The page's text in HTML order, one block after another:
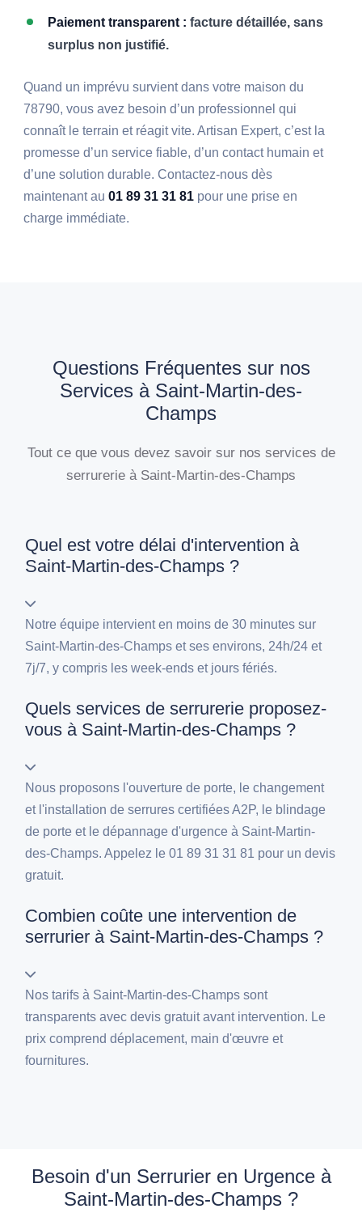
Paiement transparent : facture détaillée, sans
surplus non justifié.
Quand un imprévu survient dans votre maison du
78790, vous avez besoin d’un professionnel qui
connaît le terrain et réagit vite. Artisan Expert, c’est la
promesse d’un service fiable, d’un contact humain et
d’une solution durable. Contactez-nous dès
maintenant au01 89 31 31 81 pour une prise en
charge immédiate.
Questions Fréquentes sur nos
Services à Saint-Martin-des-
Champs
Tout ce que vous devez savoir sur nos services de
serrurerie à Saint-Martin-des-Champs
Quel est votre délai d'intervention à
Saint-Martin-des-Champs ?
Notre équipe intervient en moins de 30 minutes sur
Saint-Martin-des-Champs et ses environs, 24h/24 et
7j/7, y compris les week-ends et jours fériés.
Quels services de serrurerie proposez-
vous à Saint-Martin-des-Champs ?
Nous proposons l'ouverture de porte, le changement
et l'installation de serrures certifiées A2P, le blindage
de porte et le dépannage d'urgence à Saint-Martin-
des-Champs. Appelez le 01 89 31 31 81 pour un devis
gratuit.
Combien coûte une intervention de
serrurier à Saint-Martin-des-Champs ?
Nos tarifs à Saint-Martin-des-Champs sont
transparents avec devis gratuit avant intervention. Le
prix comprend déplacement, main d'œuvre et
fournitures.
Besoin d'un Serrurier en Urgence à
Saint-Martin-des-Champs ?